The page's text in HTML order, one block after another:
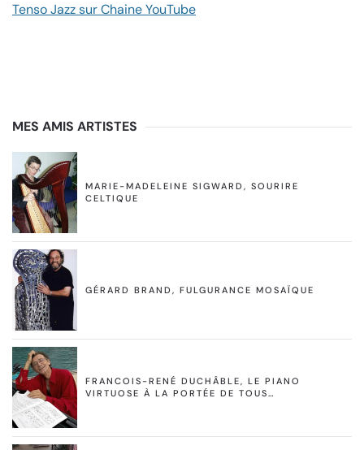
Tenso Jazz sur Chaine YouTube
MES AMIS ARTISTES
MARIE-MADELEINE SIGWARD, SOURIRE
CELTIQUE
GÉRARD BRAND, FULGURANCE MOSAÏQUE
FRANCOIS-RENÉ DUCHÂBLE, LE PIANO
VIRTUOSE À LA PORTÉE DE TOUS…